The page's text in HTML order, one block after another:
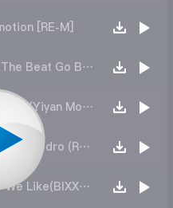
[RE-M]
【韩风弹跳】RATEL - Let The Beat Go BANG (Original Mix)
【外网收费】Y2K bbno - Lalala(Yiyan Money H REMIX)
【韩风弹跳】VERO PARADISE - Pedro (Remix)
【韩风弹跳】Tracey Lee - We Like(BIXXB SORRYBADA REMIX)